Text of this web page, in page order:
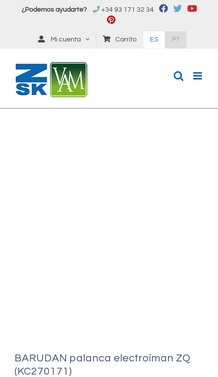
¿Podemos ayudarte? +34 93 171 32 34
Mi cuenta Carrito ES PT
BARUDAN palanca electroiman ZQ
(KC270171)